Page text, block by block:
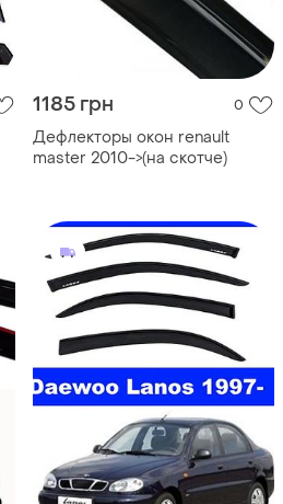
1185 грн 0
Дефлекторы окон renault
master 2010->(на скотче)